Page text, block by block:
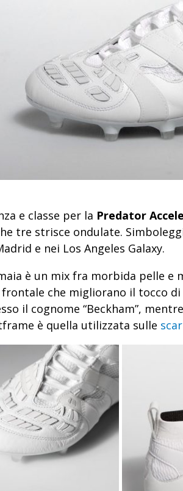
e classe per la Predator
tre strisce ondulate.
e nei Los Angeles Galaxy.
è un mix fra morbida pelle e
che migliorano il tocco di
il cognome “Beckham”,
è quella utilizzata sulle